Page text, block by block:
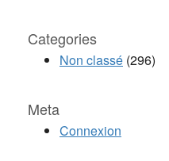
Categories
Non classé (296)
Meta
Connexion